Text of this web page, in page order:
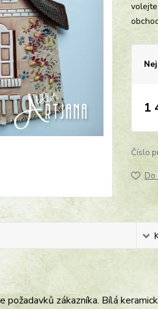
1
Číslo
Do
požadavků zákazníka. Bílá